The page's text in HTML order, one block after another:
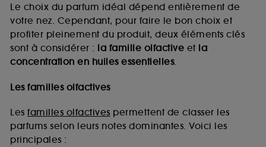
Le choix du parfum idéal dépend entièrement de
votre nez. Cependant, pour faire le bon choix et
profiter pleinement du produit, deux éléments clés
sont à considérer : la famille olfactive et la
concentration en huiles essentielles.
Les familles olfactives
Les familles olfactives permettent de classer les
parfums selon leurs notes dominantes. Voici les
principales :
lecture de ces traceurs requiert votre accord. Vous
pouvez personnaliser vos choix concernant le dépôt
de ces cookies grâce au bouton "personnaliser mes
choix" ci-dessous ou décider de "tout accepter".
Sephora pourra associer les informations de
navigation collectées par ces Cookies, pour les
collectées ou générées lors de votre activité en ligne
sur "continuer sans accepter". Voous pouvez à tout
moment choisir de retirer votrte consentement. Si vous
souhaitez obtenir plus d'information sur les cookies
utilisés, cliquez